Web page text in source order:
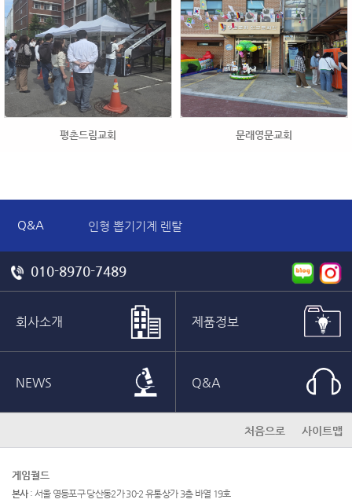
평촌드림교회 문래영문교회
Q&A
인형 뽑기기계 렌탈
노래하는 두더지 견적 문의 드립니다.
해머머신 렌탈 문의 드립니다
010-8970-7489
회사소개 제품정보
NEWS Q&A
처음으로 사이트맵
게임월드
본사: 서울 영등포구 당산동2가 30-2 유통상가 3층 바열 19호